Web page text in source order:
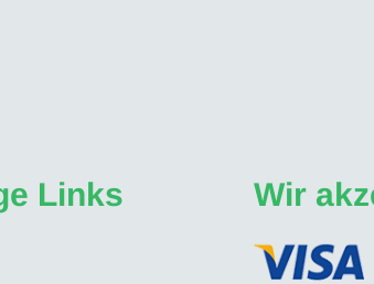
Links Wir